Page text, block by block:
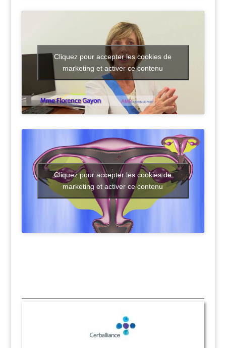
Cliquez pour accepter les cookies de
marketing et activer ce contenu
Cliquez pour accepter les cookies de
marketing et activer ce contenu